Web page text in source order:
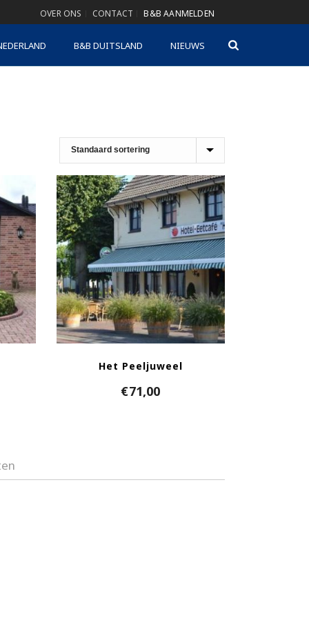
OVER ONS CONTACT B&B AANMELDEN
B&B DUITSLAND NIEUWS
Het Peeljuweel
€71,00